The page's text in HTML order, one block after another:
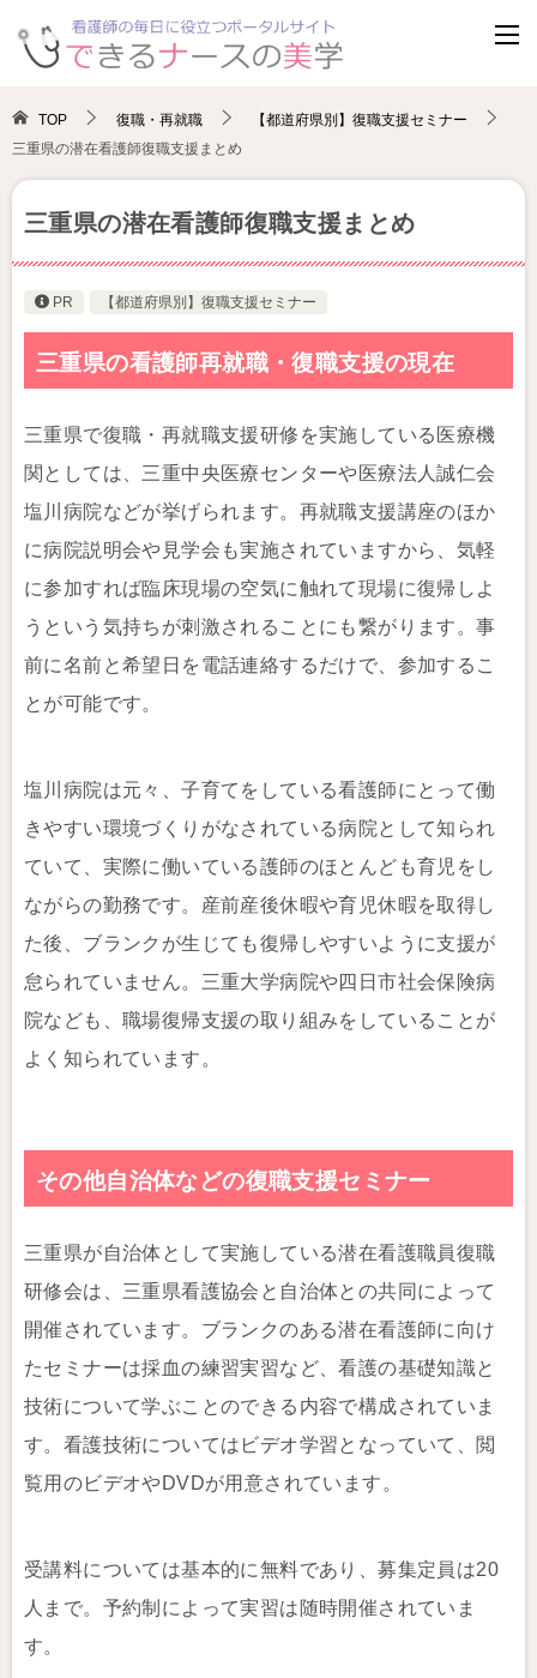
TOP 復職・再就職
【都道府県別】復職支援セミナー
三重県の潜在看護師復職支援まとめ
三重県の潜在看護師復職支援まとめ
PR 【都道府県別】復職支援セミナー
三重県の看護師再就職・復職支援の現在
三重県で復職・再就職支援研修を実施している医療機
関としては、三重中央医療センターや医療法人誠仁会
塩川病院などが挙げられます。再就職支援講座のほか
に病院説明会や見学会も実施されていますから、気軽
に参加すれば臨床現場の空気に触れて現場に復帰しよ
うという気持ちが刺激されることにも繋がります。事
前に名前と希望日を電話連絡するだけで、参加するこ
とが可能です。
塩川病院は元々、子育てをしている看護師にとって働
きやすい環境づくりがなされている病院として知られ
ていて、実際に働いている護師のほとんども育児をし
ながらの勤務です。産前産後休暇や育児休暇を取得し
た後、ブランクが生じても復帰しやすいように支援が
怠られていません。三重大学病院や四日市社会保険病
院なども、職場復帰支援の取り組みをしていることが
よく知られています。
その他自治体などの復職支援セミナー
三重県が自治体として実施している潜在看護職員復職
研修会は、三重県看護協会と自治体との共同によって
開催されています。ブランクのある潜在看護師に向け
たセミナーは採血の練習実習など、看護の基礎知識と
技術について学ぶことのできる内容で構成されていま
す。看護技術についてはビデオ学習となっていて、閲
覧用のビデオやDVDが用意されています。
受講料については基本的に無料であり、募集定員は20
人まで。予約制によって実習は随時開催されていま
す。